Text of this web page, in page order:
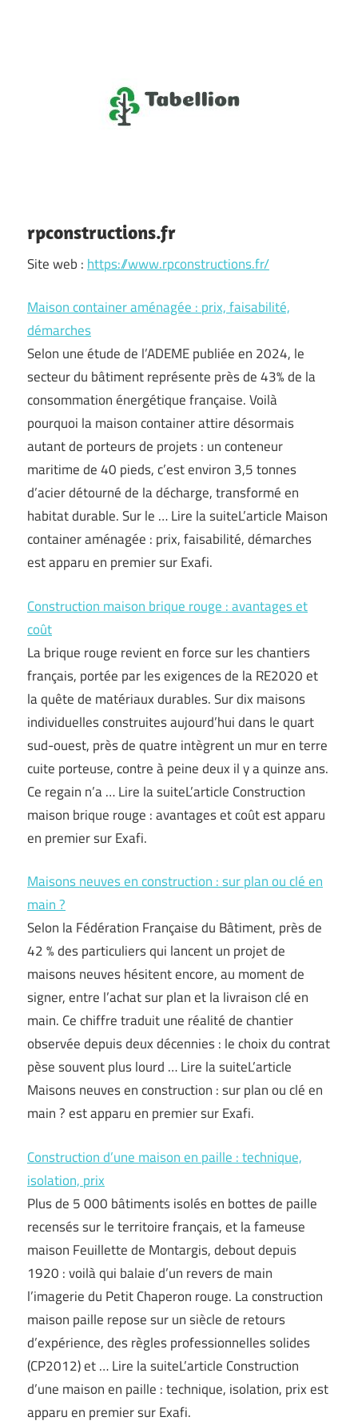
du
Web
rpconstructions.fr
Site web : https://www.rpconstructions.fr/
Maison container aménagée : prix, faisabilité,
démarches
Selon une étude de l’ADEME publiée en 2024, le
secteur du bâtiment représente près de 43% de la
consommation énergétique française. Voilà
pourquoi la maison container attire désormais
autant de porteurs de projets : un conteneur
maritime de 40 pieds, c’est environ 3,5 tonnes
d’acier détourné de la décharge, transformé en
habitat durable. Sur le … Lire la suiteL’article Maison
container aménagée : prix, faisabilité, démarches
est apparu en premier sur Exafi.
Construction maison brique rouge : avantages et
coût
La brique rouge revient en force sur les chantiers
français, portée par les exigences de la RE2020 et
la quête de matériaux durables. Sur dix maisons
individuelles construites aujourd’hui dans le quart
sud-ouest, près de quatre intègrent un mur en terre
cuite porteuse, contre à peine deux il y a quinze ans.
Ce regain n’a … Lire la suiteL’article Construction
maison brique rouge : avantages et coût est apparu
en premier sur Exafi.
Maisons neuves en construction : sur plan ou clé en
main ?
Selon la Fédération Française du Bâtiment, près de
42 % des particuliers qui lancent un projet de
maisons neuves hésitent encore, au moment de
signer, entre l’achat sur plan et la livraison clé en
main. Ce chiffre traduit une réalité de chantier
observée depuis deux décennies : le choix du contrat
pèse souvent plus lourd … Lire la suiteL’article
Maisons neuves en construction : sur plan ou clé en
main ? est apparu en premier sur Exafi.
Construction d’une maison en paille : technique,
isolation, prix
Plus de 5 000 bâtiments isolés en bottes de paille
recensés sur le territoire français, et la fameuse
maison Feuillette de Montargis, debout depuis
1920 : voilà qui balaie d’un revers de main
l’imagerie du Petit Chaperon rouge. La construction
maison paille repose sur un siècle de retours
d’expérience, des règles professionnelles solides
(CP2012) et … Lire la suiteL’article Construction
d’une maison en paille : technique, isolation, prix est
apparu en premier sur Exafi.